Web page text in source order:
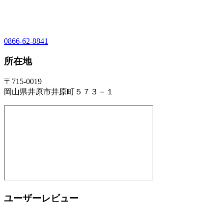
0866-62-8841
所在地
〒715-0019
岡山県井原市井原町５７３－１
ユーザーレビュー